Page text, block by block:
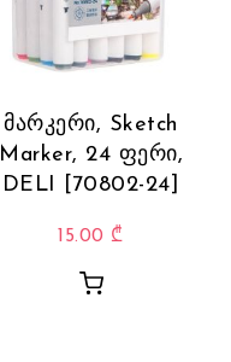
მარკერი, Sketch
Marker, 24 ფერი,
DELI [70802-24]
15.00 ₾